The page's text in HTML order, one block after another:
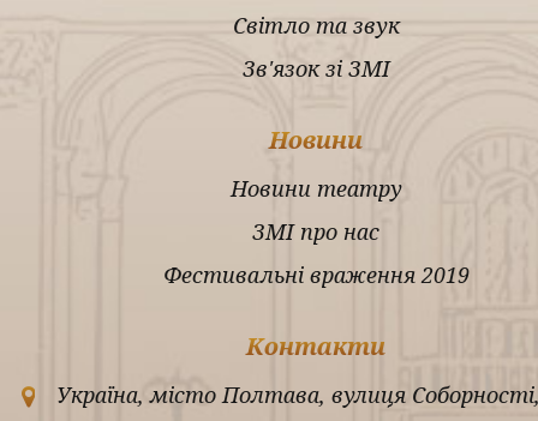
Світло та звук
Зв'язок зі ЗМІ
Новини
Новини театру
ЗМІ про нас
Фестивальні враження 2019
Контакти
Україна, місто Полтава, вулиця